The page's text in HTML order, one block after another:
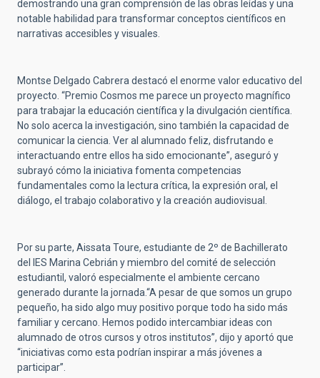
demostrando una gran comprensión de las obras leídas y una
notable habilidad para transformar conceptos científicos en
narrativas accesibles y visuales.
Montse Delgado Cabrera destacó el enorme valor educativo del
proyecto. “Premio Cosmos me parece un proyecto magnífico
para trabajar la educación científica y la divulgación científica.
No solo acerca la investigación, sino también la capacidad de
comunicar la ciencia. Ver al alumnado feliz, disfrutando e
interactuando entre ellos ha sido emocionante”, aseguró y
subrayó cómo la iniciativa fomenta competencias
fundamentales como la lectura crítica, la expresión oral, el
diálogo, el trabajo colaborativo y la creación audiovisual.
Por su parte, Aissata Toure, estudiante de 2º de Bachillerato
del IES Marina Cebrián y miembro del comité de selección
estudiantil, valoró especialmente el ambiente cercano
generado durante la jornada.“A pesar de que somos un grupo
pequeño, ha sido algo muy positivo porque todo ha sido más
familiar y cercano. Hemos podido intercambiar ideas con
alumnado de otros cursos y otros institutos”, dijo y aportó que
“iniciativas como esta podrían inspirar a más jóvenes a
participar”.